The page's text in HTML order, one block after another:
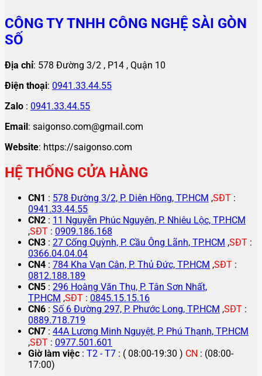
CÔNG TY TNHH CÔNG NGHỆ SÀI GÒN
SỐ
Địa chỉ: 578 Đường 3/2 , P14 , Quận 10
Điện thoại: 0941.33.44.55
Zalo : 0941.33.44.55
Email: saigonso.com@gmail.com
Website: https://saigonso.com
HỆ THỐNG CỬA HÀNG
CN1 : 578 Đường 3/2, P. Diên Hồng, TP.HCM ,SĐT :
0941.33.44.55
CN2 : 11 Nguyễn Phúc Nguyên, P. Nhiêu Lộc, TP.HCM
,SĐT : 0909.186.168
CN3 : 27 Cống Quỳnh, P. Cầu Ông Lãnh, TP.HCM ,SĐT :
0366.04.04.04
CN4 : 784 Kha Vạn Cân, P. Thủ Đức, TP.HCM ,SĐT :
0812.188.189
CN5 : 296 Hoàng Văn Thụ, P. Tân Sơn Nhất,
TP.HCM ,SĐT : 0845.15.15.16
CN6 : Số 6 Đường 297, P. Phước Long, TP.HCM ,SĐT :
0889.718.719
CN7 : 44A Lương Minh Nguyệt, P. Phú Thạnh, TP.HCM
,SĐT : 0977.501.601
Giờ làm việc : T2 - T7 : ( 08:00-19:30 ) CN : (08:00-
17:00)